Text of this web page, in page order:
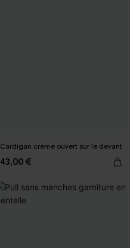
Cardigan crème ouvert sur le devant
43,00 €